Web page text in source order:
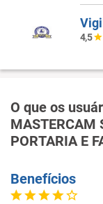
4,5
O que os
MASTERCAM
PORTARIA E
Benefícios